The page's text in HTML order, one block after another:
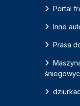
Portal
Inne
Prasa